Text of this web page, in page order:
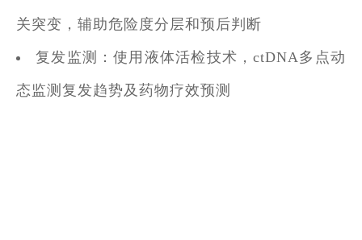
关突变，辅助危险度分层和预后判断
复发监测：使用液体活检技术，ctDNA多点动
态监测复发趋势及药物疗效预测